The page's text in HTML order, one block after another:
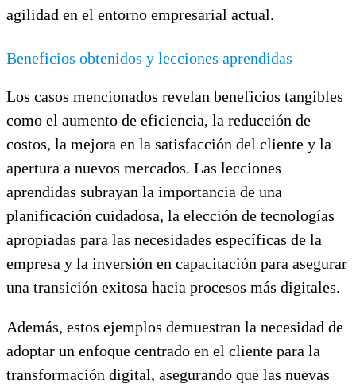
agilidad en el entorno empresarial actual.
Beneficios obtenidos y lecciones aprendidas
Los casos mencionados revelan beneficios tangibles
como el aumento de eficiencia, la reducción de
costos, la mejora en la satisfacción del cliente y la
apertura a nuevos mercados. Las lecciones
aprendidas subrayan la importancia de una
planificación cuidadosa, la elección de tecnologías
apropiadas para las necesidades específicas de la
empresa y la inversión en capacitación para asegurar
una transición exitosa hacia procesos más digitales.
Además, estos ejemplos demuestran la necesidad de
adoptar un enfoque centrado en el cliente para la
transformación digital, asegurando que las nuevas